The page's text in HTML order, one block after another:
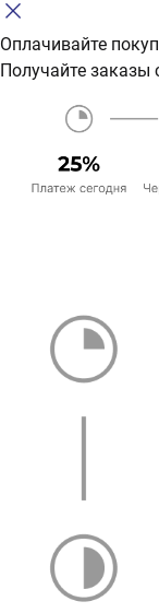
Оплачивайте
Получайте заказы